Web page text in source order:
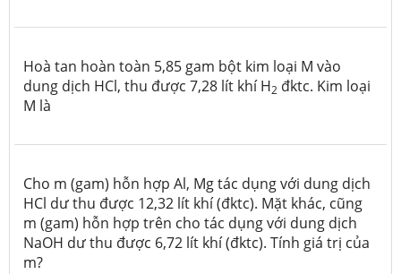
Hoà tan hoàn toàn 5,85 gam bột kim loại M vào
dung dịch HCl, thu được 7,28 lít khí H2 đktc. Kim loại
M là
Cho m (gam) hỗn hợp Al, Mg tác dụng với dung dịch
HCl dư thu được 12,32 lít khí(đktc). Mặt khác, cũng
m (gam) hỗn hợp trên cho tác dụng với dung dịch
NaOH dư thu được 6,72 lít khí (đktc). Tính giá trị của
m?